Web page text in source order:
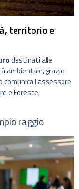
territorio e
destinati alle
ambientale, grazie
comunica l’assessore
e Foreste,
raggio